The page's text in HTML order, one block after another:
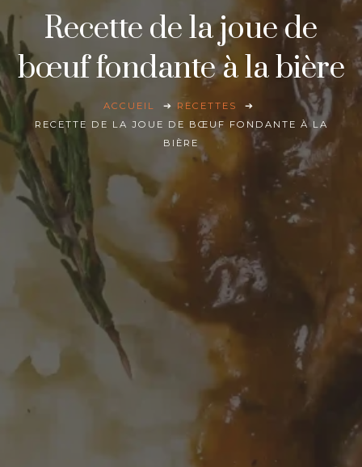
Recette de la joue de
bœuf fondante à la bière
ACCUEIL
RECETTES
RECETTE DE LA JOUE DE BŒUF FONDANTE À LA
BIÈRE